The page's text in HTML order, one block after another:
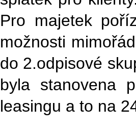
Pro majetek
možnosti
do 2.odpisové
byla stanovena
leasingu a to na